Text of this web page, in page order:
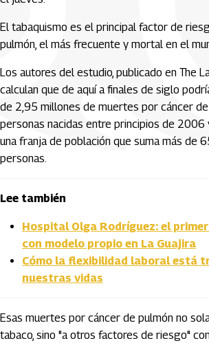
El tabaquismo es el principal factor de
pulmón, el más frecuente y mortal en el
Los autores del estudio, publicado en The
calculan que de aquí a finales de siglo
de 2,95 millones de muertes por cáncer
personas nacidas entre principios de
una franja de población que suma más de
personas.
Lee también
Hospital Olga Rodríguez: el
con modelo propio en La Guajira
Cómo la flexibilidad laboral está
nuestras vidas
Esas muertes por cáncer de pulmón no
tabaco, sino "a otros factores de riesgo"